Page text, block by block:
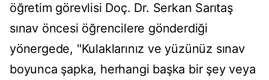
öğretim görevlisi Doç. Dr. Serkan Sarıtaş
sınav öncesi öğrencilere gönderdiği
yönergede, "Kulaklarınız ve yüzünüz sınav
boyunca şapka, herhangi başka bir şey veya